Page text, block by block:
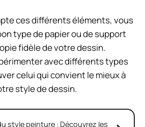
ces différents éléments, vous
type de papier ou de support
fidèle de votre dessin.
avec différents types
celui qui convient le mieux à
style de dessin.
style peinture : Découvrez les